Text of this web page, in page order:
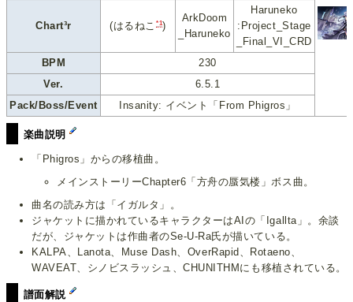
Chart³r (はるねこ*1)
ArkDoom
_Haruneko
Haruneko
:Project_Stage
_Final_VI_CRD
BPM
230
Ver.
6.5.1
Pack/Boss/Event
Insanity: イベント「From Phigros」
楽曲説明
「Phigros」からの移植曲。
メインストーリーChapter6「方舟の蜃気楼」ボス曲。
曲名の読み方は「イガルタ」。
ジャケットに描かれているキャラクターはAIの「Igallta」。余談
だが、ジャケットは作曲者のSe-U-Ra氏が描いている。
KALPA、Lanota、Muse Dash、OverRapid、Rotaeno、
WAVEAT、シノビスラッシュ、CHUNITHMにも移植されている。
譜面解説